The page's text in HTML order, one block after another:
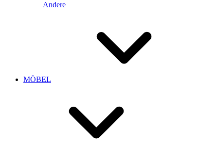
Andere
MÖBEL